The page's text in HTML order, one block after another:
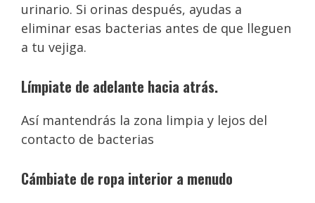
urinario. Si orinas después, ayudas a
eliminar esas bacterias antes de que lleguen
a tu vejiga.
Límpiate de adelante hacia atrás.
Así mantendrás la zona limpia y lejos del
contacto de bacterias
Cámbiate de ropa interior a menudo